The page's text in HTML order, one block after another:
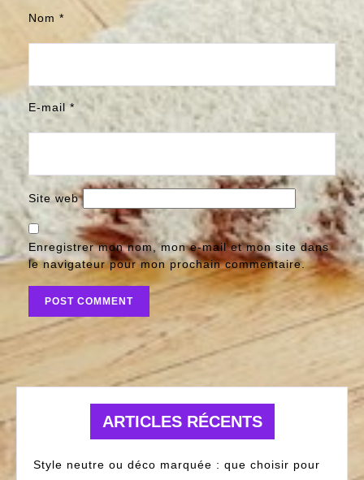
Nom *
E-mail*
Site web
Enregistrer mon nom, mon e-mail et mon site dans
le navigateur pour mon prochain commentaire.
ARTICLES RÉCENTS
Style neutre ou déco marquée : que choisir pour